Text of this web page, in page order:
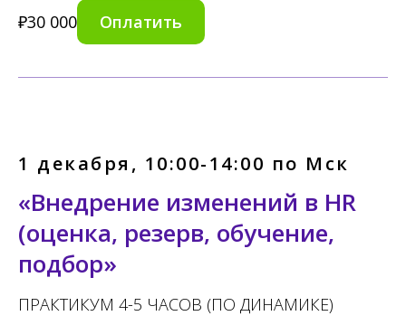
₽30 000 Оплатить
1 декабря, 10:00-14:00 по Мск
«Внедрение изменений в HR
(оценка, резерв, обучение,
подбор»
ПРАКТИКУМ 4-5 ЧАСОВ (ПО ДИНАМИКЕ)